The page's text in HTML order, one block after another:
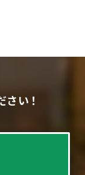
い！